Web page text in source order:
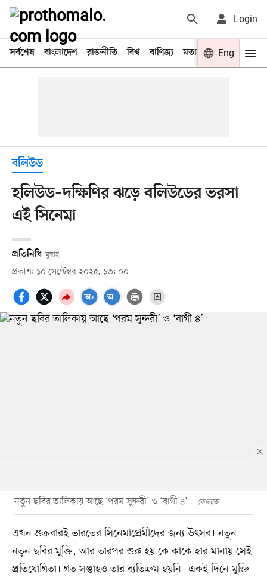
Login
সর্বশেষ বাংলাদেশ রাজনীতি বিশ্ব বাণিজ্য মতামত খেলা
Eng
বলিউড
হলিউড–দক্ষিণির ঝড়ে বলিউডের ভরসা
এই সিনেমা
প্রতিনিধি মুম্বাই
প্রকাশ: ১০ সেপ্টেম্বর ২০২৫, ১৩: ০০
নতুন ছবির তালিকায় আছে ‘পরম সুন্দরী’ ও ‘বাগী ৪’ কোলাজ
এখন শুক্রবারই ভারতের সিনেমাপ্রেমীদের জন্য উৎসব। নতুন
নতুন ছবির মুক্তি, আর তারপর শুরু হয় কে কাকে হার মানায় সেই
প্রতিযোগিতা। গত সপ্তাহও তার ব্যতিক্রম হয়নি। একই দিনে মুক্তি